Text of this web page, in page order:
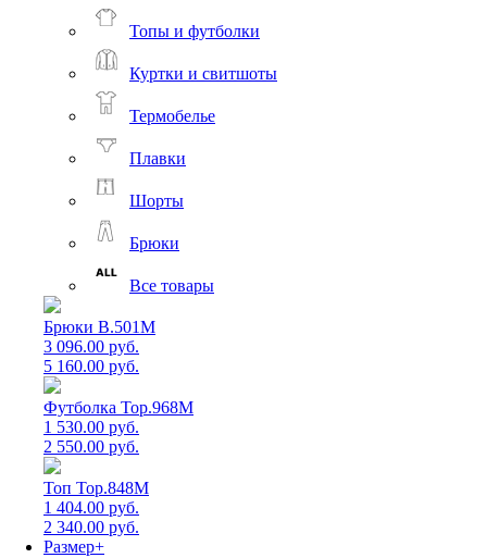
Топы и футболки
Куртки и свитшоты
Термобелье
Плавки
Шорты
Брюки
Все товары
Брюки B.501M
3 096.00 руб.
5 160.00 руб.
Футболка Top.968M
1 530.00 руб.
2 550.00 руб.
Топ Top.848M
1 404.00 руб.
2 340.00 руб.
Размер+